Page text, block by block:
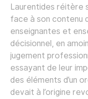
Laurentides réitère
face à son contenu
enseignantes et
décisionnel, en
jugement
essayant de leur
des éléments d’un
devait à l’origine